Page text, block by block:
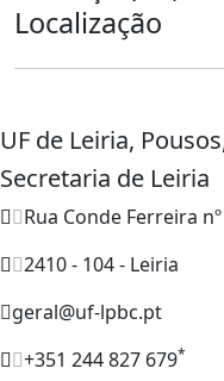
Localização
UF de Leiria,
Secretaria de Leiria
Rua Conde Ferreira
2410 - 104 - Leiria
geral@uf-lpbc.pt
+351 244 827 679*